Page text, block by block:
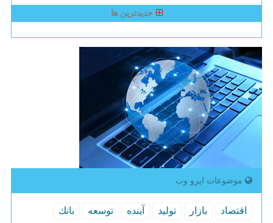
جدیدترین ها
موضوعات ایزو وب
اقتصاد بازار تولید آینده توسعه
بانك